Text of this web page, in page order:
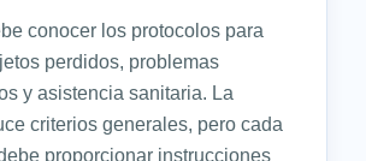
conocer los protocolos para
perdidos, problemas
y asistencia sanitaria. La
criterios generales, pero cada
proporcionar instrucciones